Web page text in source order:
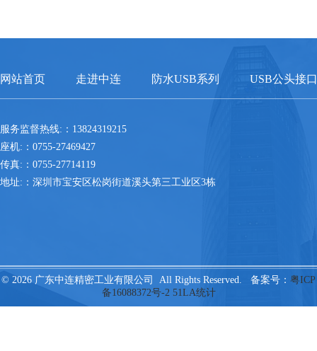
网站首页 走进中连 防水USB系列 USB公头接口
服务监督热线:：13824319215
座机:：0755-27469427
传真:：0755-27714119
地址:：深圳市宝安区松岗街道溪头第三工业区3栋
© 2026 广东中连精密工业有限公司 All Rights Reserved. 备案号： 粤ICP
备16088372号-2 51LA统计